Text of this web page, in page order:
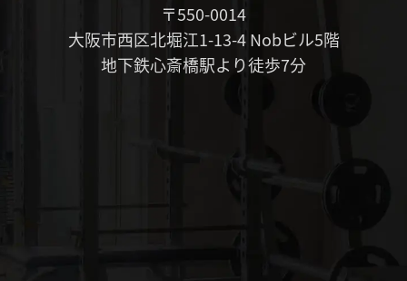
〒550-0014
大阪市西区北堀江1-13-4 Nobビル5階
地下鉄心斎橋駅より徒歩7分